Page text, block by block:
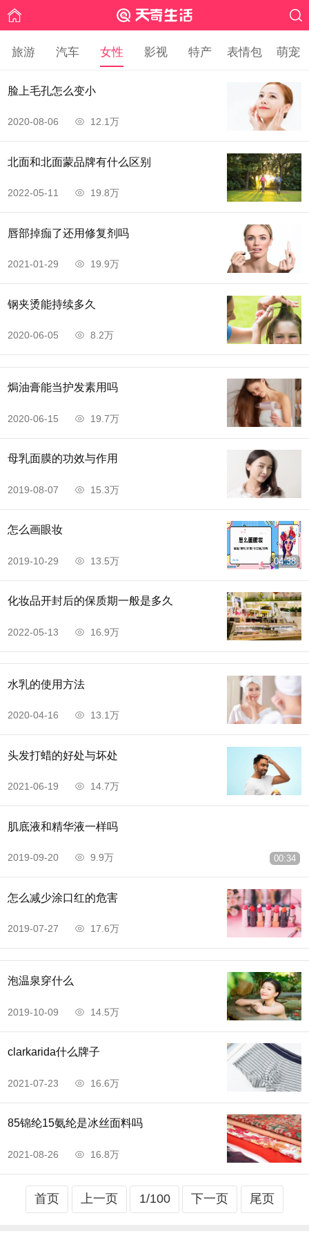
旅游 汽车 女性 影视 特产 表情包 萌宠
​脸上毛孔怎么变小
2020-08-06 12.1万
北面和北面蒙品牌有什么区别
2022-05-11 19.8万
唇部掉痂了还用修复剂吗
2021-01-29 19.9万
钢夹烫能持续多久
2020-06-05 8.2万
焗油膏能当护发素用吗
2020-06-15 19.7万
母乳面膜的功效与作用
2019-08-07 15.3万
04:38
怎么画眼妆
2019-10-29 13.5万
化妆品开封后的保质期一般是多久
2022-05-13 16.9万
水乳的使用方法
2020-04-16 13.1万
头发打蜡的好处与坏处
2021-06-19 14.7万
00:34
肌底液和精华液一样吗
2019-09-20 9.9万
怎么减少涂口红的危害
2019-07-27 17.6万
泡温泉穿什么
2019-10-09 14.5万
clarkarida什么牌子
2021-07-23 16.6万
85锦纶15氨纶是冰丝面料吗
2021-08-26 16.8万
首页 上一页 1/100 下一页 尾页